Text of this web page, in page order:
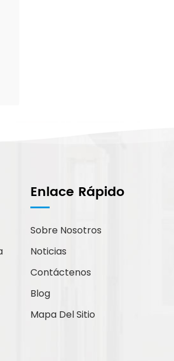
Enlace Rápido
Sobre Nosotros
Noticias
Contáctenos
Blog
Mapa Del Sitio